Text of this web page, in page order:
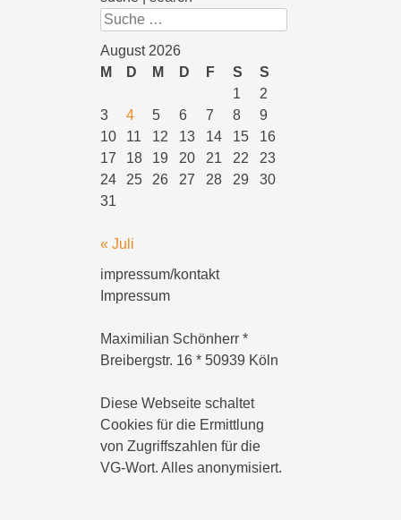
Suchen
August 2026
M
D M D F S
S
1
2
3
4 5 6 7 8
9
10
11 12 13 14 15
16
17
18 19 20 21 22
23
24
25 26 27 28 29
30
31
« Juli
impressum/kontakt
Impressum
Maximilian Schönherr *
Breibergstr. 16 * 50939 Köln
Diese Webseite schaltet
Cookies für die Ermittlung
von Zugriffszahlen für die
VG-Wort. Alles anonymisiert.